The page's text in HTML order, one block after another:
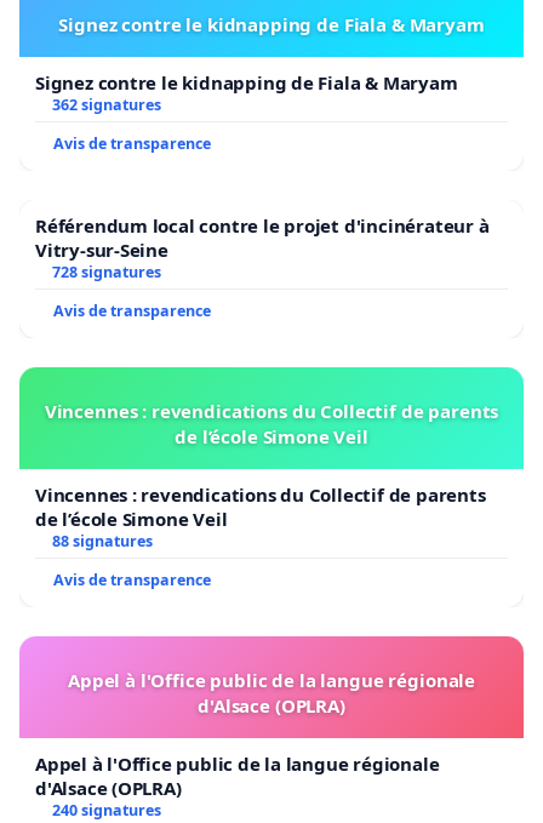
Signez contre le kidnapping de Fiala & Maryam
Signez contre le kidnapping de Fiala & Maryam
362 signatures
Avis de transparence
Référendum local contre le projet d'incinérateur à
Vitry-sur-Seine
728 signatures
Avis de transparence
Vincennes : revendications du Collectif de parents
de l’école Simone Veil
Vincennes : revendications du Collectif de parents
de l’école Simone Veil
88 signatures
Avis de transparence
Appel à l'Office public de la langue régionale
d'Alsace (OPLRA)
Appel à l'Office public de la langue régionale
d'Alsace (OPLRA)
240 signatures